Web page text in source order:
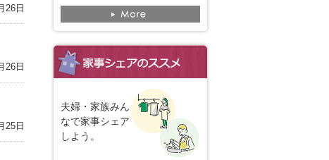
26日
26日
25日
夫婦・家族みん
なで家事シェア
しよう。